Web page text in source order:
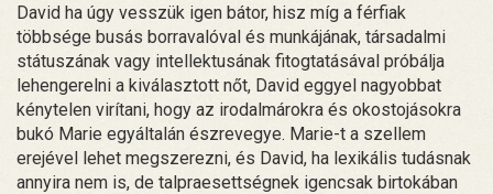
David ha úgy vesszük igen bátor, hisz míg a férfiak
többsége busás borravalóval és munkájának, társadalmi
státuszának vagy intellektusának fitogtatásával próbálja
lehengerelni a kiválasztott nőt, David eggyel nagyobbat
kénytelen virítani, hogy az irodalmárokra és okostojásokra
bukó Marie egyáltalán észrevegye. Marie-t a szellem
erejével lehet megszerezni, és David, ha lexikális tudásnak
annyira nem is, de talpraesettségnek igencsak birtokában